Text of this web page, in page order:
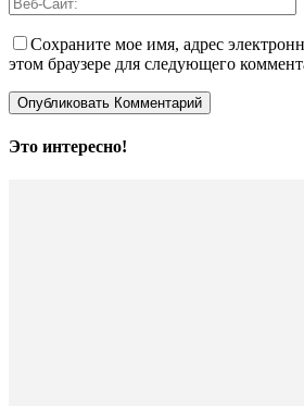
Сохраните мое имя, адрес
этом браузере для следующего
Это интересно!